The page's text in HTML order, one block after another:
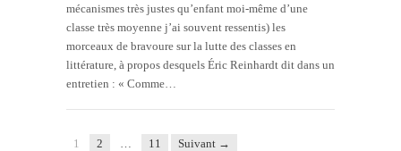
mécanismes très justes qu’enfant moi-même d’une
classe très moyenne j’ai souvent ressentis) les
morceaux de bravoure sur la lutte des classes en
littérature, à propos desquels Éric Reinhardt dit dans un
entretien : « Comme…
1 2 11 Suivant →